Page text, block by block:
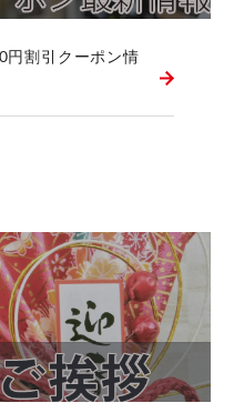
割引クーポン情